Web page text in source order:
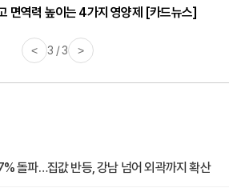
면역력 높이는 4가지 영양제 [카드뉴스]
< 3 / 3 >
돌파…집값 반등, 강남 넘어 외곽까지 확산